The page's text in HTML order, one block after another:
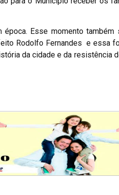
Esse momento também
Rodolfo Fernandes e essa
da cidade e da resistência